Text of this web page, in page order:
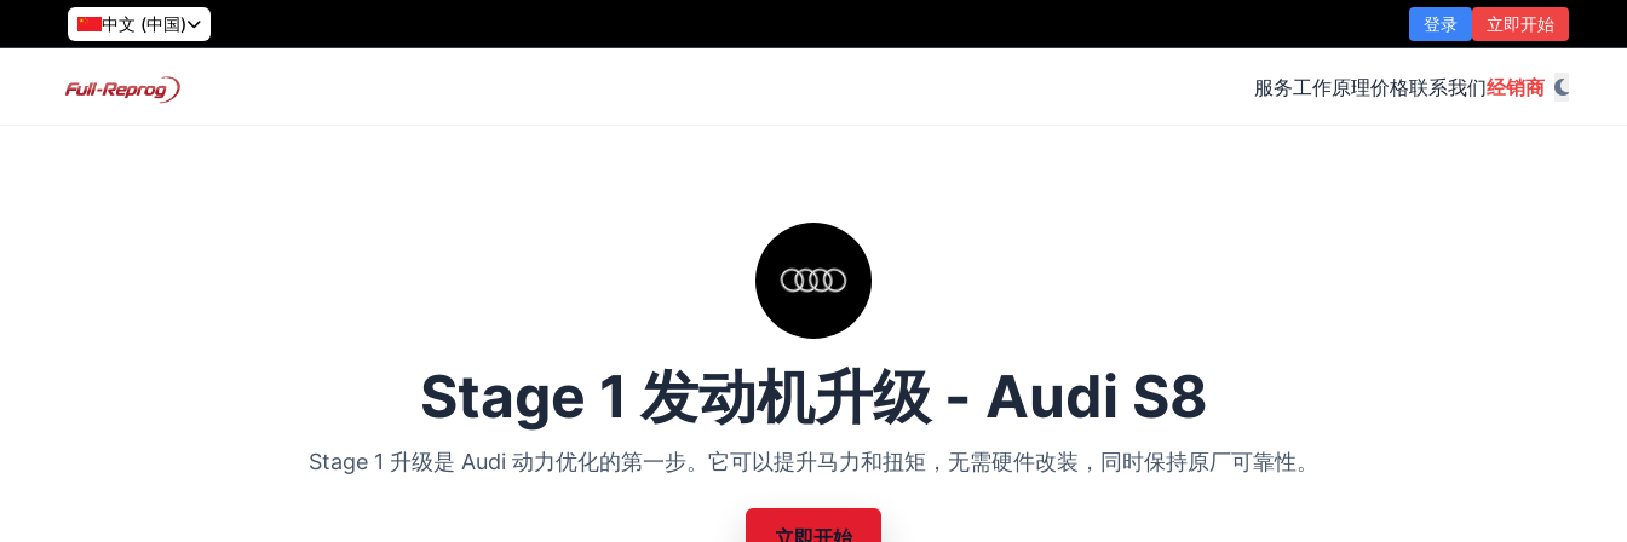
中文 (中国) 登录 立即开始
服务工作原理价格联系我们经销商
Stage 1 发动机升级 - Audi S8
Stage 1 升级是 Audi 动力优化的第一步。它可以提升马力和扭矩，无需硬件改装，同时保持原厂可靠性。
立即开始